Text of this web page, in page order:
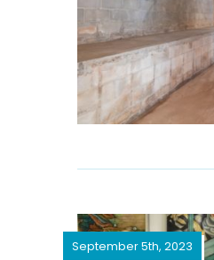
September 5th, 2023